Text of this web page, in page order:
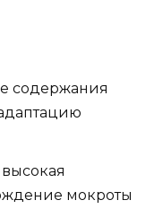
содержания
мокроты